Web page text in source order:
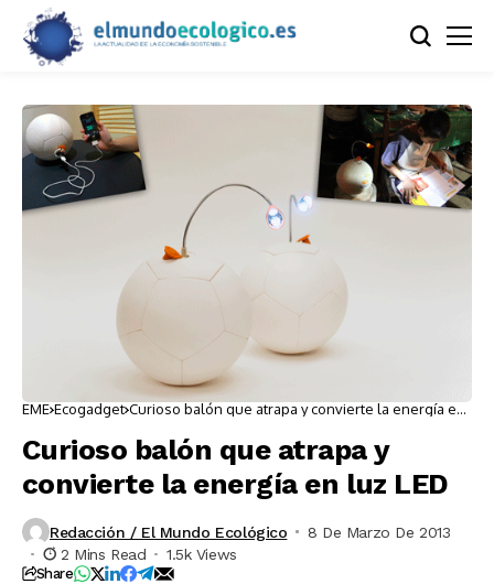
EME Ecogadget Curioso balón que atrapa y convierte la energía en
Curioso balón que atrapa y
convierte la energía en luz LED
Redacción / El Mundo Ecológico
8 De Marzo De 2013
2 Mins Read
1.5k Views
Share